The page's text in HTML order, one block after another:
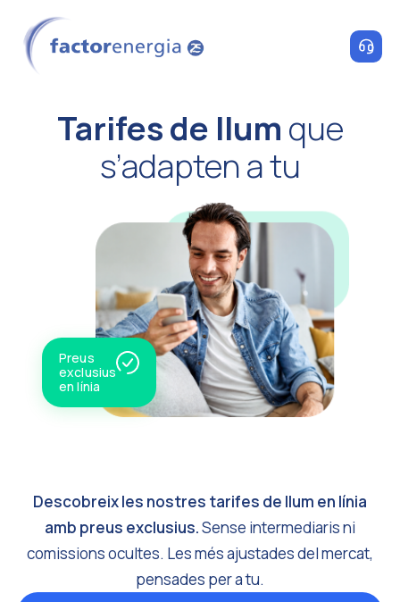
Tarifes de llum que
s’adapten a tu
Preus
exclusius
en línia
Descobreix les nostres tarifes de llum en línia
amb preus exclusius.Sense intermediaris ni
comissions ocultes. Les més ajustades del mercat,
pensades per a tu.